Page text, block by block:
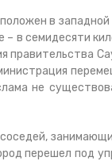
в
– в семидесяти
правительства
не
перешел под